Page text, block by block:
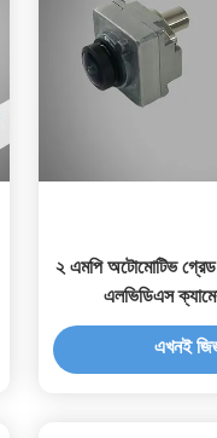
২ এমপি অটোমোটিভ
এলভিডিএস
এখনই